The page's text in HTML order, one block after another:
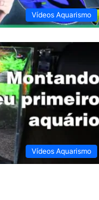
Vídeos Aquarismo
Vídeos Aquarismo